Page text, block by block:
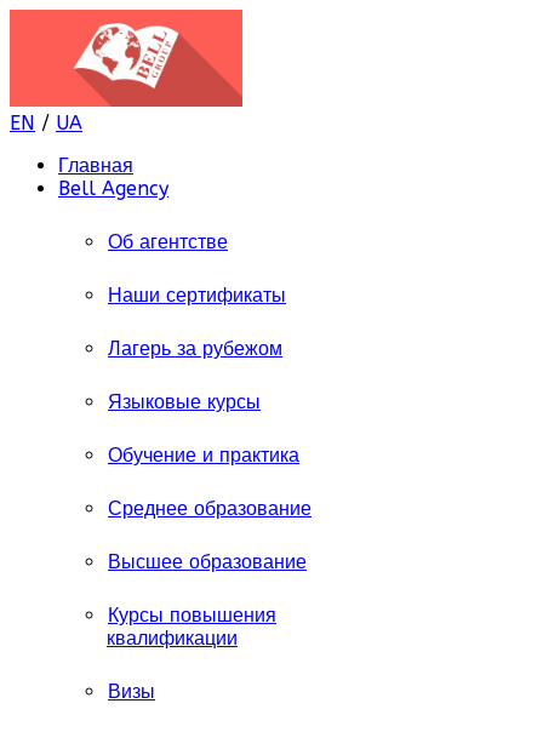
EN / UA
Главная
Bell Agency
Об агентстве
Наши сертификаты
Лагерь за рубежом
Языковые курсы
Обучение и практика
Среднее образование
Высшее образование
Курсы повышения
квалификации
Визы